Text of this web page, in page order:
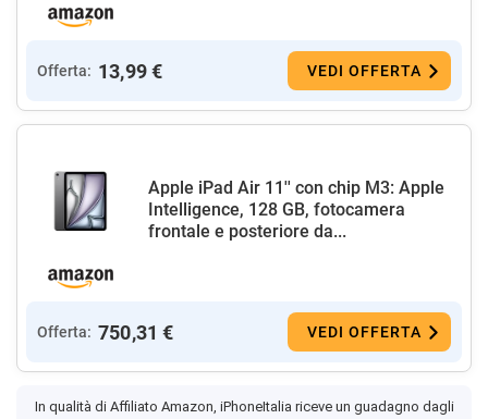
Offerta: 13,99 € VEDI OFFERTA
Apple iPad Air 11'' con chip M3: Apple
Intelligence, 128 GB, fotocamera
frontale e posteriore da...
Offerta: 750,31 € VEDI OFFERTA
In qualità di Affiliato Amazon, iPhoneItalia riceve un guadagno dagli